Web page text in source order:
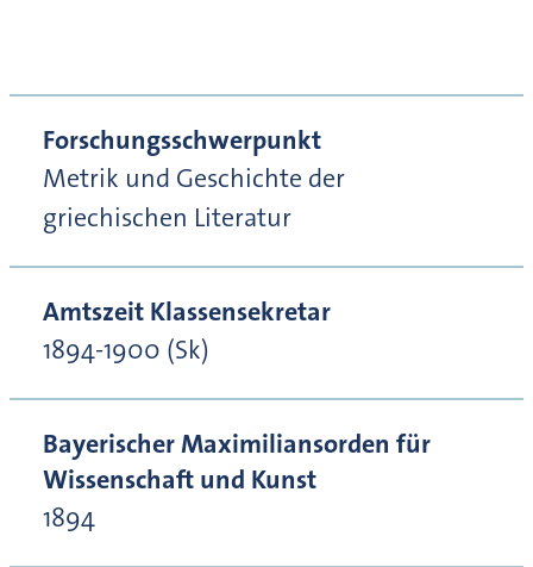
Forschungsschwerpunkt
Metrik und Geschichte der
griechischen Literatur
Amtszeit Klassensekretar
1894-1900 (Sk)
Bayerischer Maximiliansorden für
Wissenschaft und Kunst
1894